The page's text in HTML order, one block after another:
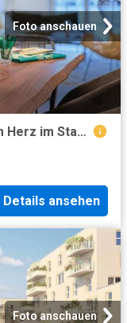
Foto anschauen
LINARIA Neues Wohnen mit grünem Herz im Stadtquartier Oberes Hausfeld YOU2 T6.16
Details ansehen
Foto anschauen